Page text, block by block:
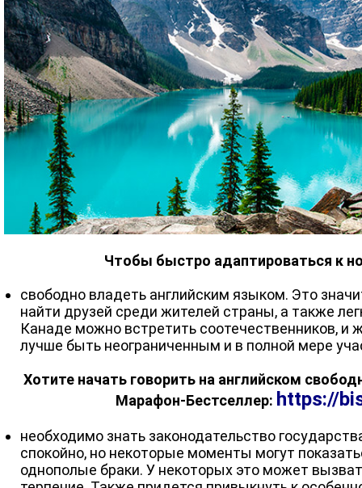
Чтобы быстро адаптироваться к
свободно владеть английским языком. Это
найти друзей среди жителей страны, а также
Канаде можно встретить соотечественников, и
лучше быть неограниченным и в полной мере
Хотите начать говорить на английском
Марафон-Бестселлер: https://
необходимо знать законодательство
спокойно, но некоторые моменты могут
однополые браки. У некоторых это может